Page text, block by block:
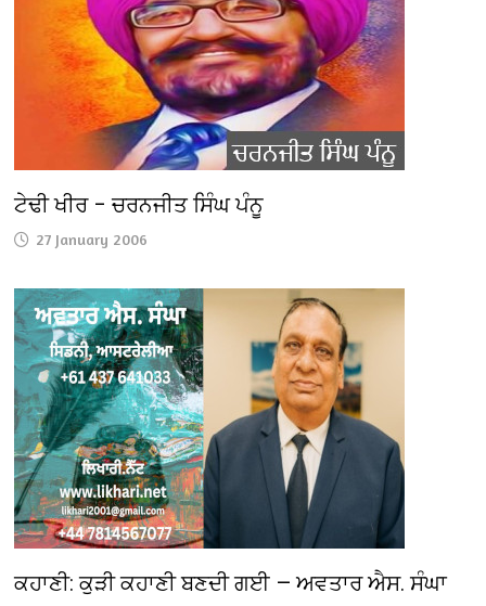
ਟੇਢੀ ਖੀਰ – ਚਰਨਜੀਤ ਸਿੰਘ ਪੰਨੂ
27 January 2006
ਕਹਾਣੀ: ਕੁੜੀ ਕਹਾਣੀ ਬਣਦੀ ਗਈ — ਅਵਤਾਰ ਐਸ. ਸੰਘਾ